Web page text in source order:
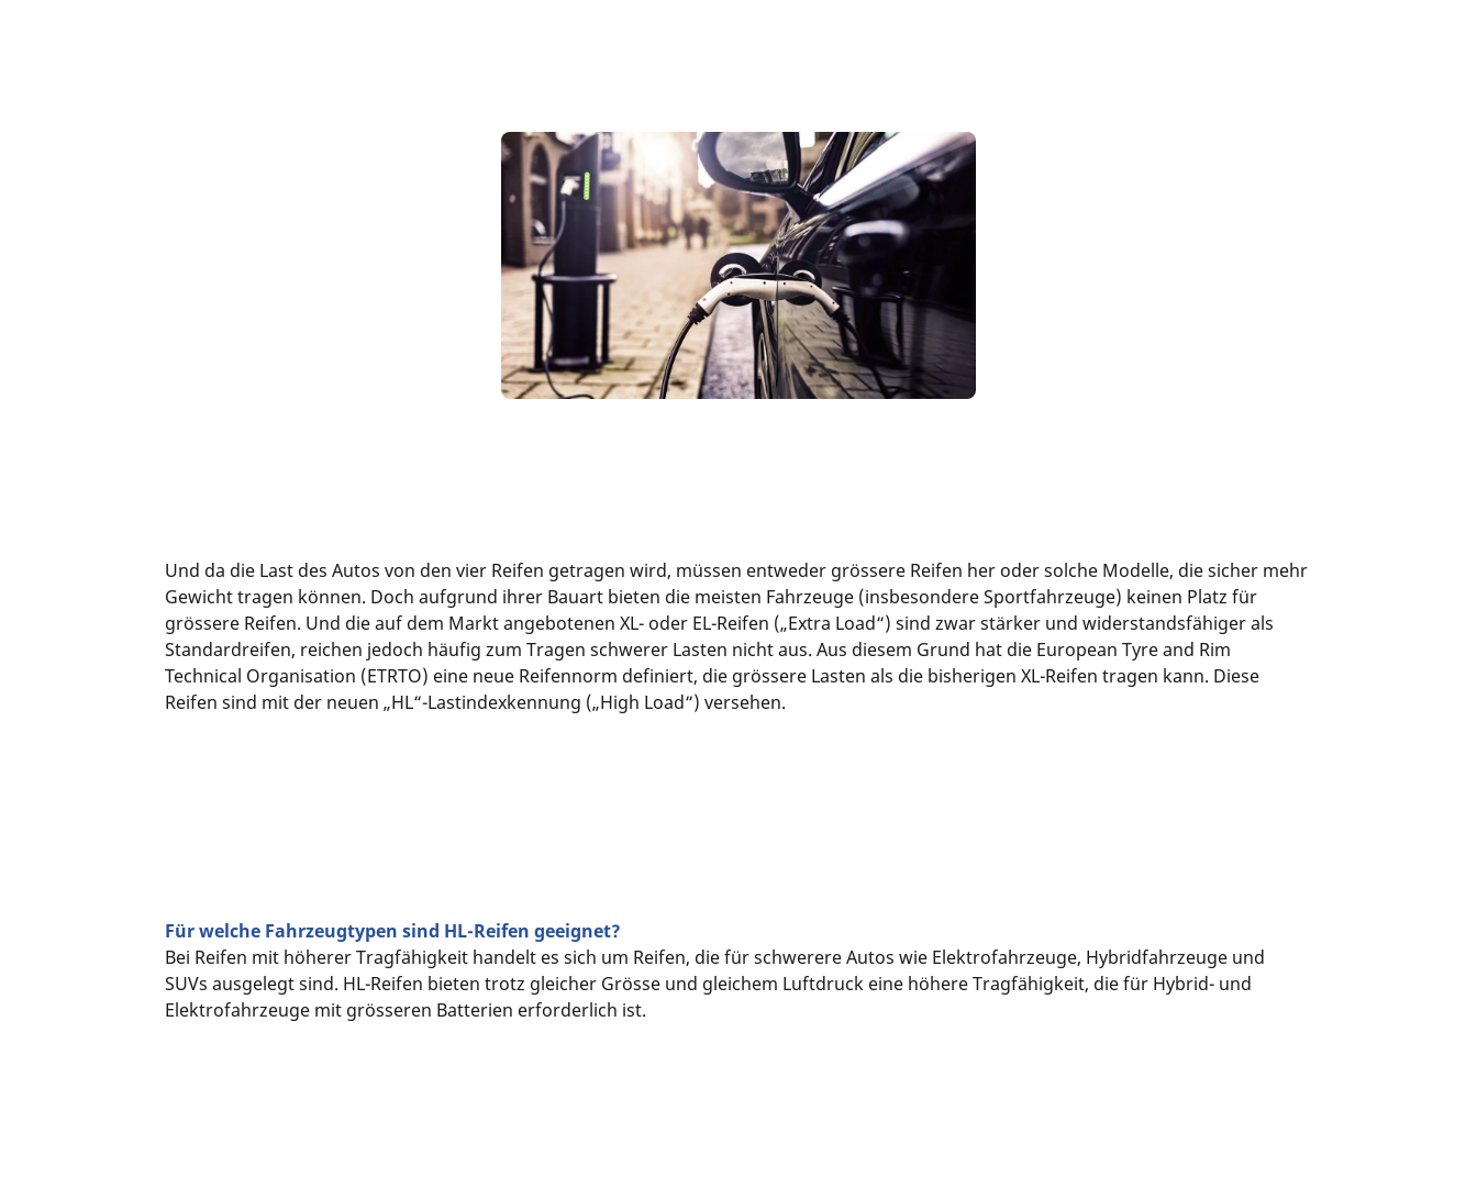
Und da die Last des Autos von den vier Reifen getragen wird, müssen entweder grössere Reifen her oder solche Modelle, die sicher mehr
Gewicht tragen können. Doch aufgrund ihrer Bauart bieten die meisten Fahrzeuge (insbesondere Sportfahrzeuge) keinen Platz für
grössere Reifen. Und die auf dem Markt angebotenen XL- oder EL-Reifen („Extra Load“) sind zwar stärker und widerstandsfähiger als
Standardreifen, reichen jedoch häufig zum Tragen schwerer Lasten nicht aus. Aus diesem Grund hat die European Tyre and Rim
Technical Organisation (ETRTO) eine neue Reifennorm definiert, die grössere Lasten als die bisherigen XL-Reifen tragen kann. Diese
Reifen sind mit der neuen „HL“-Lastindexkennung („High Load“) versehen.
Für welche Fahrzeugtypen sind HL-Reifen geeignet?
Bei Reifen mit höherer Tragfähigkeit handelt es sich um Reifen, die für schwerere Autos wie Elektrofahrzeuge, Hybridfahrzeuge und
SUVs ausgelegt sind. HL-Reifen bieten trotz gleicher Grösse und gleichem Luftdruck eine höhere Tragfähigkeit, die für Hybrid- und
Elektrofahrzeuge mit grösseren Batterien erforderlich ist.